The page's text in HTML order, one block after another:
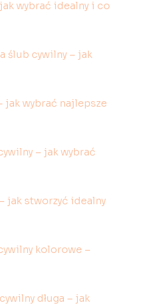
wybrać idealny i co
ślub cywilny – jak
jak wybrać najlepsze
– jak wybrać
jak stworzyć idealny
kolorowe –
długa – jak